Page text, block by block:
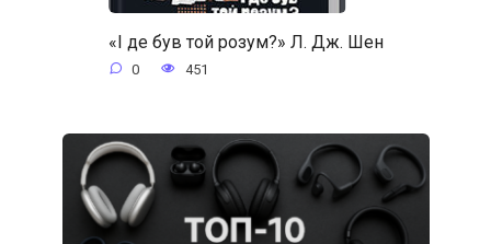
«І де був той розум?» Л. Дж. Шен
0 451